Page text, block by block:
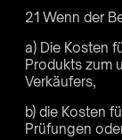
21 Wenn der
a) Die Kosten
Produkts zum
Verkäufers,
b) die Kosten
Prüfungen